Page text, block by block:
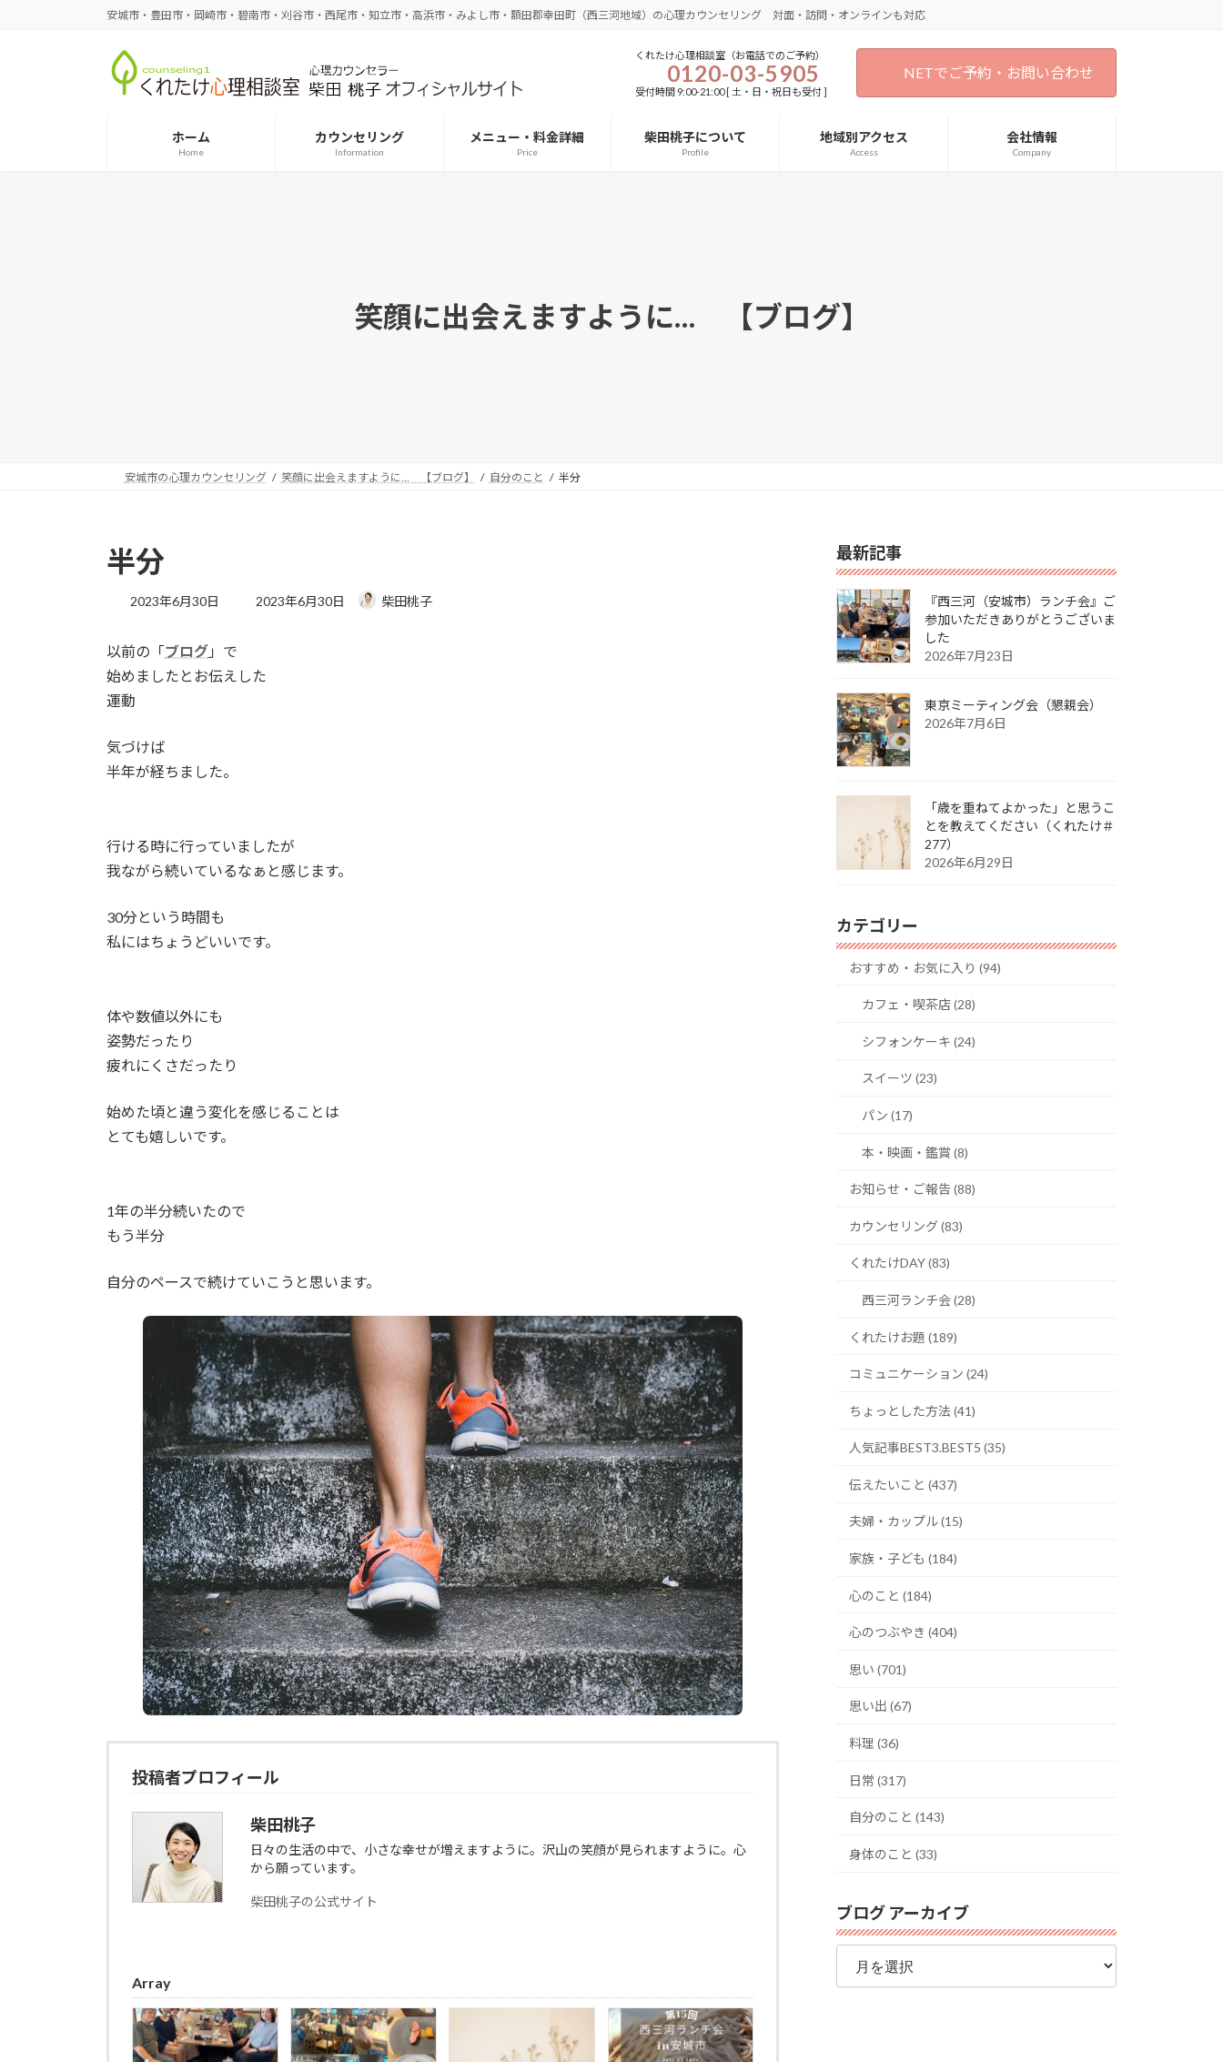
安城市・豊田市・岡崎市・碧南市・刈谷市・西尾市・知立市・高浜市・みよし市・額田郡幸田町（西三河地域）の心理カウンセリング 対面・訪問・オンラインも対応
くれたけ心理相談室（お電話でのご予約）
0120-03-5905
受付時間 9:00-21:00 [ 土・日・祝日も受付 ]
NETでご予約・お問い合わせ
ホーム
Home
カウンセリング
Information
メニュー・料金詳細
Price
柴田桃子について
Profile
地域別アクセス
Access
会社情報
Company
笑顔に出会えますように… 【ブログ】
安城市の心理カウンセリング 笑顔に出会えますように… 【ブログ】 自分のこと 半分
半分
2023年6月30日
最
日
2023年6月30日 柴田桃子
以前の「ブログ 」で
始めましたとお伝えした
運動
気づけば
半年が経ちました。
行ける時に行っていましたが
我ながら続いているなぁと感じます。
30分という時間も
私にはちょうどいいです。
体や数値以外にも
姿勢だったり
疲れにくさだったり
始めた頃と違う変化を感じることは
とても嬉しいです。
1年の半分続いたので
もう半分
自分のペースで続けていこうと思います。
投稿者プロフィール
柴田桃子
日々の生活の中で、小さな幸せが増えますように。沢山の笑顔が見られますように。心
から願っています。
柴田桃子の公式サイト
Array
最新記事
『西三河（安城市）ランチ会』ご
参加いただきありがとうございま
した
2026年7月23日
東京ミーティング会（懇親会）
2026年7月6日
「歳を重ねてよかった」と思うこ
とを教えてください（くれたけ＃
277）
2026年6月29日
カテゴリー
おすすめ・お気に入り (94)
カフェ・喫茶店 (28)
シフォンケーキ (24)
スイーツ (23)
パン (17)
本・映画・鑑賞 (8)
お知らせ・ご報告 (88)
カウンセリング (83)
くれたけDAY (83)
西三河ランチ会 (28)
くれたけお題 (189)
コミュニケーション (24)
ちょっとした方法 (41)
人気記事BEST3.BEST5 (35)
伝えたいこと (437)
夫婦・カップル (15)
家族・子ども (184)
心のこと (184)
心のつぶやき (404)
思い (701)
思い出 (67)
料理 (36)
日常 (317)
自分のこと (143)
身体のこと (33)
ブログ アーカイブ
ブ
グ